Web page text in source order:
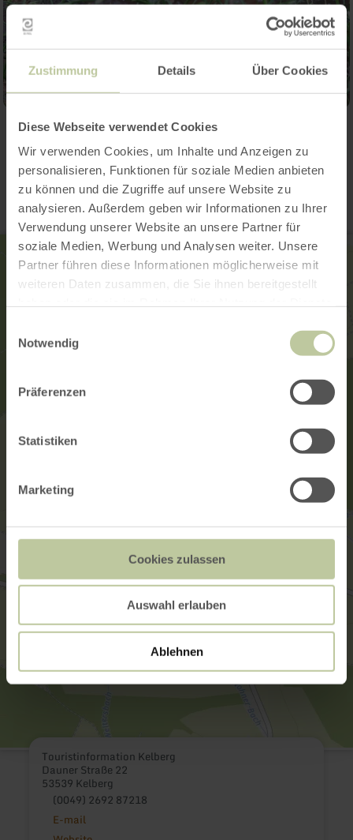
Zustimmung Details Über Cookies
Diese Webseite verwendet Cookies
Wir verwenden Cookies, um Inhalte und Anzeigen zu
personalisieren, Funktionen für soziale Medien anbieten
zu können und die Zugriffe auf unsere Website zu
analysieren. Außerdem geben wir Informationen zu Ihrer
Verwendung unserer Website an unsere Partner für
soziale Medien, Werbung und Analysen weiter. Unsere
Partner führen diese Informationen möglicherweise mit
weiteren Daten zusammen, die Sie ihnen bereitgestellt
Notwendig
Präferenzen
Statistiken
Marketing
Cookies zulassen
Auswahl erlauben
Ablehnen
Contact
Touristinformation Kelberg
Dauner Straße 22
53539 Kelberg
(0049) 2692 87218
E-mail